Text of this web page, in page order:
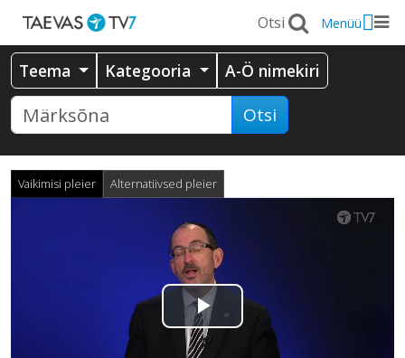
Menüü
Teema Kategooria A-Ö nimekiri
Otsi
Vaikimisi pleier Alternatiivsed pleier
Esita